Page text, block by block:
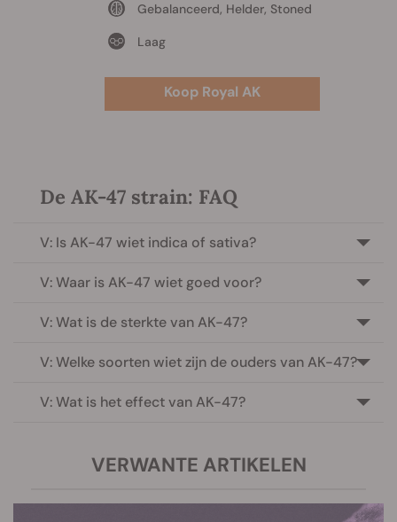
Gebalanceerd, Helder, Stoned
Laag
Koop Royal AK
De AK-47 strain: FAQ
V: Is AK-47 wiet indica of sativa?
V: Waar is AK-47 wiet goed voor?
V: Wat is de sterkte van AK-47?
V: Welke soorten wiet zijn de ouders van AK-47?
V: Wat is het effect van AK-47?
VERWANTE ARTIKELEN